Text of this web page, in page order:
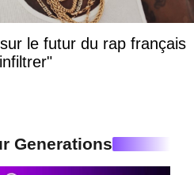
le futur du rap français
Generations